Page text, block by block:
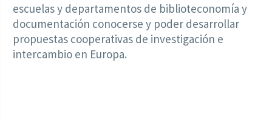
escuelas y departamentos de biblioteconomía y
documentación conocerse y poder desarrollar
propuestas cooperativas de investigación e
intercambio en Europa.